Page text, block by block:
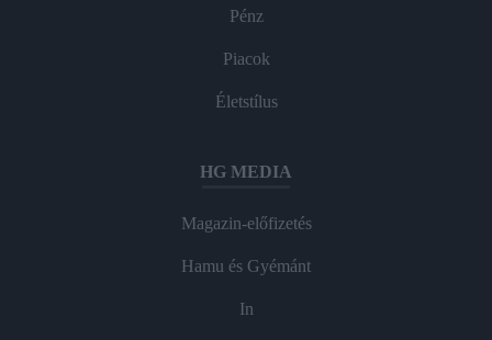
Pénz
Piacok
Életstílus
HG MEDIA
Magazin-előfizetés
Hamu és Gyémánt
In